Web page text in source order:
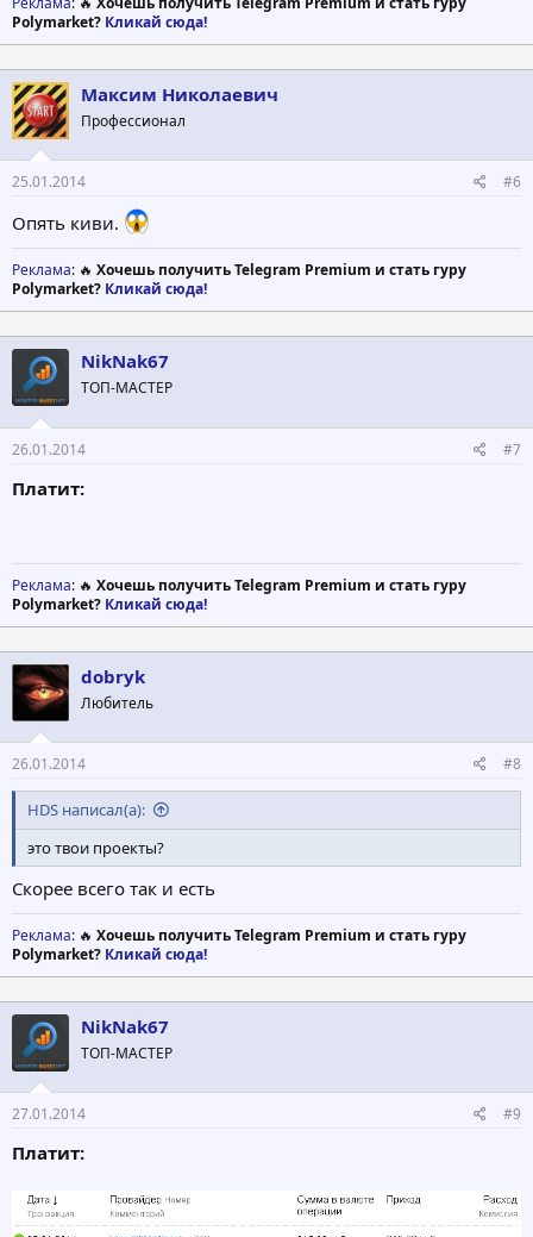
Polymarket? Кликай сюда!
Максим Николаевич
Профессионал
25.01.2014 #6
Опять киви.
Реклама: 🔥 Хочешь получить Telegram Premium и стать гуру
Polymarket? Кликай сюда!
NikNak67
ТОП-МАСТЕР
26.01.2014 #7
Платит:
Реклама: 🔥 Хочешь получить Telegram Premium и стать гуру
Polymarket? Кликай сюда!
dobryk
Любитель
26.01.2014 #8
HDS написал(а):
это твои проекты?
Скорее всего так и есть
Реклама: 🔥 Хочешь получить Telegram Premium и стать гуру
Polymarket? Кликай сюда!
NikNak67
ТОП-МАСТЕР
27.01.2014 #9
Платит: